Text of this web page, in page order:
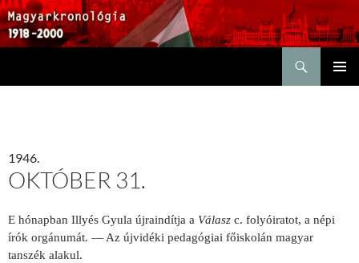
1946.
OKTÓBER 31.
E hónapban Illyés Gyula újraindítja a Válasz c. folyóiratot, a népi
írók orgánumát. — Az újvidéki pedagógiai főiskolán magyar
tanszék alakul.